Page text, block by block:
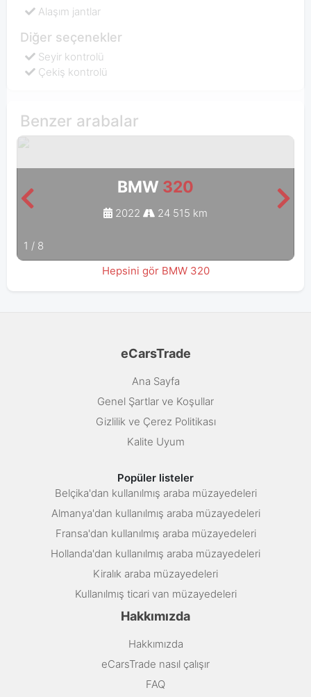
Alaşım jantlar
Diğer seçenekler
Seyir kontrolü
Çekiş kontrolü
Benzer arabalar
BMW 320
2022 24 515 km
1 / 8
Hepsini gör BMW 320
eCarsTrade
Ana Sayfa
Genel Şartlar ve Koşullar
Gizlilik ve Çerez Politikası
Kalite Uyum
Popüler listeler
Belçika'dan kullanılmış araba müzayedeleri
Almanya'dan kullanılmış araba müzayedeleri
Fransa'dan kullanılmış araba müzayedeleri
Hollanda'dan kullanılmış araba müzayedeleri
Kiralık araba müzayedeleri
Kullanılmış ticari van müzayedeleri
Hakkımızda
Hakkımızda
eCarsTrade nasıl çalışır
FAQ